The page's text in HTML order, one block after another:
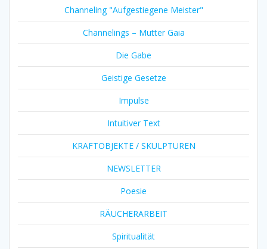
Channeling "Aufgestiegene Meister"
Channelings – Mutter Gaia
Die Gabe
Geistige Gesetze
Impulse
Intuitiver Text
KRAFTOBJEKTE / SKULPTUREN
NEWSLETTER
Poesie
RÄUCHERARBEIT
Spiritualität